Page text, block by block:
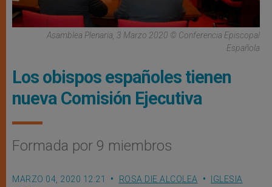
Asamblea Plenaria, 3 Marzo 2020 © Conferencia Episcopal
Española
Los obispos españoles tienen
nueva Comisión Ejecutiva
Formada por 9 miembros
MARZO 04, 2020 12:21 ROSA DIE ALCOLEA
IGLESIA